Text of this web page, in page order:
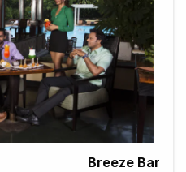
Breeze Bar